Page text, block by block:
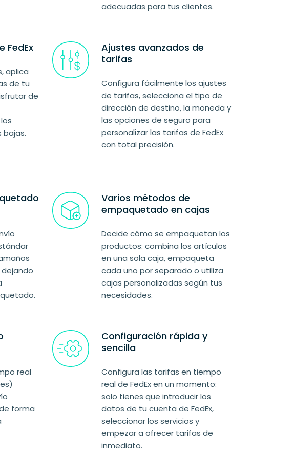
adecuadas para tus clientes.
FedEx
aplica
de tu
de
bajas.
Ajustes avanzados de
tarifas
Configura fácilmente los ajustes
de tarifas, selecciona el tipo de
dirección de destino, la moneda y
las opciones de seguro para
personalizar las tarifas de FedEx
con total precisión.
Varios métodos de
empaquetado en cajas
Decide cómo se empaquetan los
productos: combina los artículos
en una sola caja, empaqueta
cada uno por separado o utiliza
cajas personalizadas según tus
necesidades.
real
forma
Configuración rápida y
sencilla
Configura las tarifas en tiempo
real de FedEx en un momento:
solo tienes que introducir los
datos de tu cuenta de FedEx,
seleccionar los servicios y
empezar a ofrecer tarifas de
inmediato.